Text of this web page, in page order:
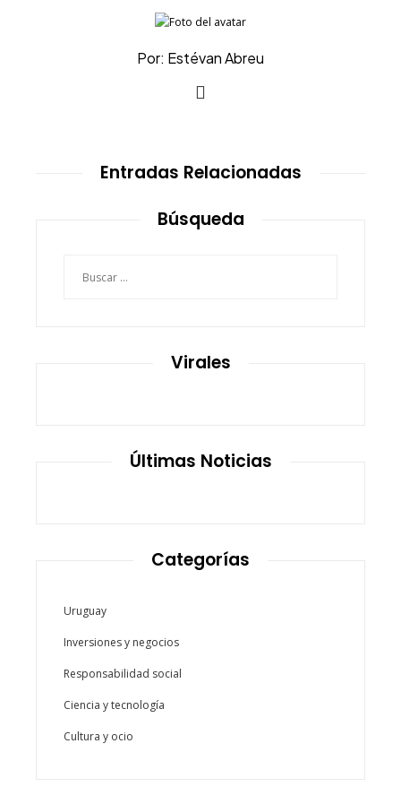
Por: Estévan Abreu
Entradas Relacionadas
Búsqueda
Virales
Últimas Noticias
Categorías
Uruguay
Inversiones y negocios
Responsabilidad social
Ciencia y tecnología
Cultura y ocio